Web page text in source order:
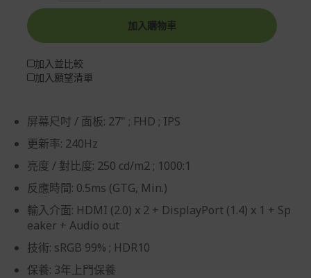
屏幕尺吋 / 面板: 27" ; FHD ; IPS
更新率: 240Hz
亮度 / 對比度: 250 cd/m2 ; 1000:1
反應時間: 0.5ms (GTG, Min.)
輸入介面: HDMI (2.0) x 2 + DisplayPort (1.4) x 1 + Sp
eaker + Audio out
技術: sRGB 99% ; HDR10
保養: 3年上門保養
加入購物車
加入並比較
加入願望清單